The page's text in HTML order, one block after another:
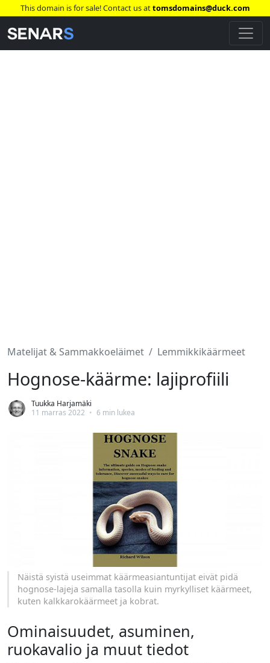
This domain is for sale! Contact us attomsdomains@duck.com
Matelijat & Sammakkoeläimet Lemmikkikäärmeet
Hognose-käärme: lajiprofiili
Tuukka Harjamäki
11 marras 2022 • 6 min lukea
Näistä syistä useimmat käärmeasiantuntijat eivät pidä
hognose-lajeja samalla tasolla kuin myrkylliset käärmeet,
kuten kalkkarokäärmeet ja kobrat.
Ominaisuudet, asuminen,
ruokavalio ja muut tiedot